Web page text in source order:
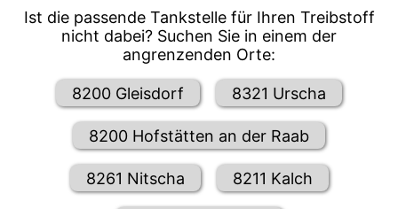
Ist die passende Tankstelle für Ihren Treibstoff
nicht dabei? Suchen Sie in einem der
angrenzenden Orte:
8200 Gleisdorf 8321 Urscha
8200 Hofstätten an der Raab
8261 Nitscha 8211 Kalch